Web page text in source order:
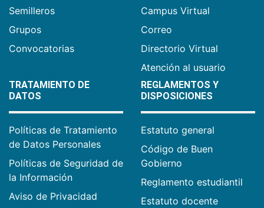
Semilleros
Grupos
Convocatorias
Campus Virtual
Correo
Directorio Virtual
Atención al usuario
TRATAMIENTO DE
DATOS
Políticas de Tratamiento
de Datos Personales
Políticas de Seguridad de
la Información
Aviso de Privacidad
REGLAMENTOS Y
DISPOSICIONES
Estatuto general
Código de Buen
Gobierno
Reglamento estudiantil
Estatuto docente